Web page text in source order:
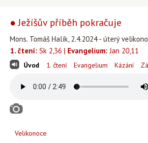
● Ježíšův příběh pokračuje
Mons. Tomáš Halík, 2.4.2024 - úterý
1. čtení: Sk 2,36 | Evangelium: Jan 20,11
Úvod 1. čtení Evangelium Kázání
Velikonoce